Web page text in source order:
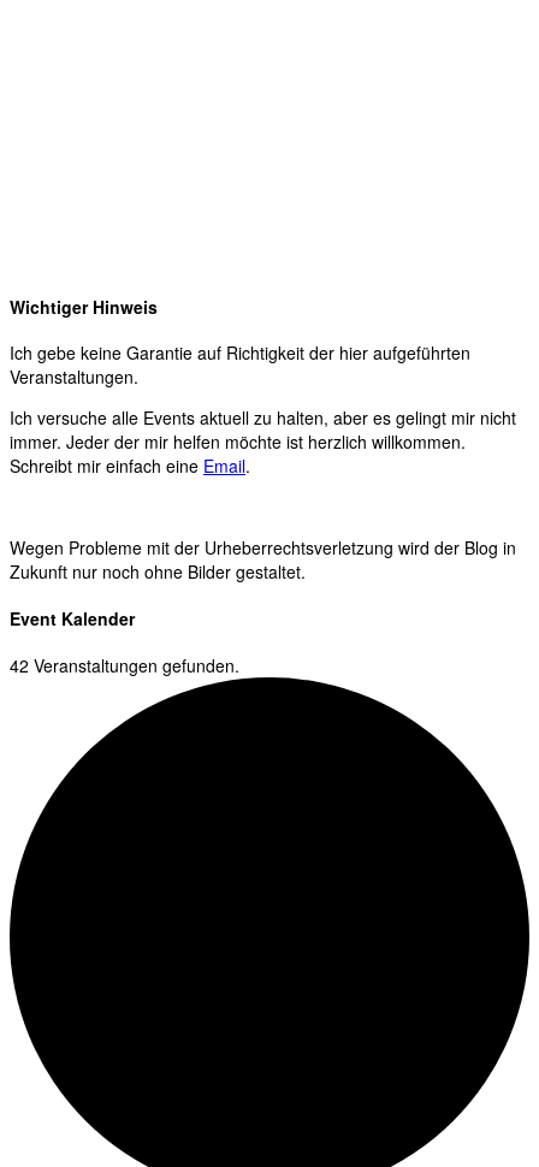
Wichtiger Hinweis
Ich gebe keine Garantie auf Richtigkeit der hier aufgeführten
Veranstaltungen.
Ich versuche alle Events aktuell zu halten, aber es gelingt mir nicht
immer. Jeder der mir helfen möchte ist herzlich willkommen.
Schreibt mir einfach eine Email.
Wegen Probleme mit der Urheberrechtsverletzung wird der Blog in
Zukunft nur noch ohne Bilder gestaltet.
Event Kalender
42 Veranstaltungen gefunden.